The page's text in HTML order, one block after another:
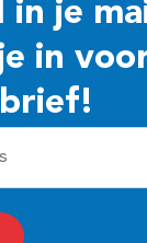
in je
in